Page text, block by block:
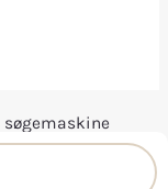
søgemaskine